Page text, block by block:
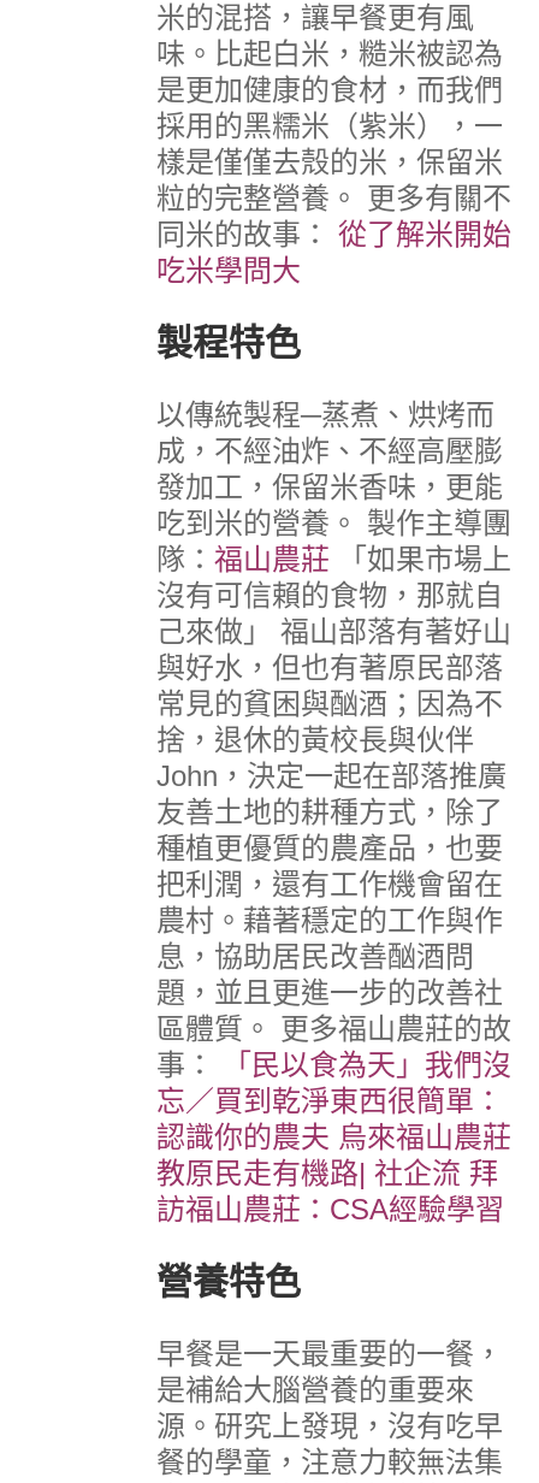
米的混搭，讓早餐更有風
味。比起白米，糙米被認為
是更加健康的食材，而我們
採用的黑糯米（紫米），一
樣是僅僅去殼的米，保留米
粒的完整營養。 更多有關不
同米的故事：從了解米開始
吃米學問大
製程特色
以傳統製程─蒸煮、烘烤而
成，不經油炸、不經高壓膨
發加工，保留米香味，更能
吃到米的營養。 製作主導團
隊：福山農莊
「如果市場上
沒有可信賴的食物，那就自
己來做」
福山部落有著好山
與好水，但也有著原民部落
常見的貧困與酗酒；因為不
捨，退休的黃校長與伙伴
John，決定一起在部落推廣
友善土地的耕種方式，除了
種植更優質的農產品，也要
把利潤，還有工作機會留在
農村。藉著穩定的工作與作
息，協助居民改善酗酒問
題，並且更進一步的改善社
區體質。 更多福山農莊的故
事：
「民以食為天」我們沒
忘／買到乾淨東西很簡單：
認識你的農夫 烏來福山農莊
教原民走有機路| 社企流 拜
訪福山農莊：CSA經驗學習
營養特色
早餐是一天最重要的一餐，
是補給大腦營養的重要來
源。研究上發現，沒有吃早
餐的學童，注意力較無法集